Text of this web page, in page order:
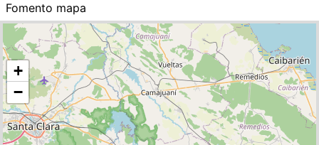
Fomento mapa
Cuba, la lista de ciudades
+
−